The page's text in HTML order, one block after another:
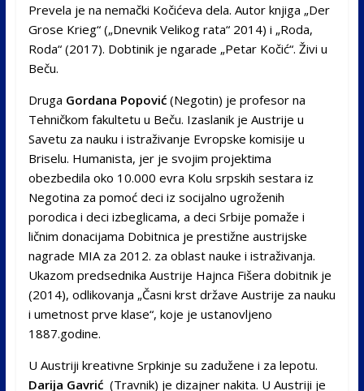
Prevela je na nemački Kočićeva dela. Autor knjiga „Der
Grose Krieg“ („Dnevnik Velikog rata“ 2014) i „Roda,
Roda“ (2017). Dobtinik je ngarade „Petar Kočić“. Živi u
Beču.
Druga Gordana Popović(Negotin) je profesor na
Tehničkom fakultetu u Beču. Izaslanik je Austrije u
Savetu za nauku i istraživanje Evropske komisije u
Briselu. Humanista, jer je svojim projektima
obezbedila oko 10.000 evra Kolu srpskih sestara iz
Negotina za pomoć deci iz socijalno ugroženih
porodica i deci izbeglicama, a deci Srbije pomaže i
ličnim donacijama Dobitnica je prestižne austrijske
nagrade MIA za 2012. za oblast nauke i istraživanja.
Ukazom predsednika Austrije Hajnca Fišera dobitnik je
(2014), odlikovanja „Časni krst države Austrije za nauku
i umetnost prve klase“, koje je ustanovljeno
1887.godine.
U Austriji kreativne Srpkinje su zadužene i za lepotu.
Darija Gavrić(Travnik) je dizajner nakita. U Austriji je